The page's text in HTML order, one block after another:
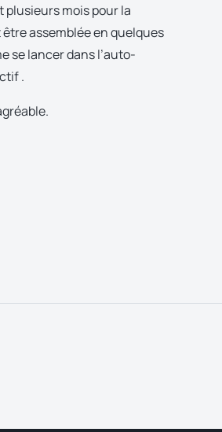
plusieurs mois pour la
assemblée en quelques
se lancer dans l’auto-
.